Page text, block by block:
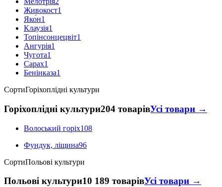
Живокост1
Яко́н1
Клаузія1
Топінсонцецвіт1
Ангурія1
Чугота1
Сарах1
Бенінказа1
СортиГоріхоплідні культури
Горіхоплідні культури204 товарівУсі товари →
Волоський горіх108
Фундук, ліщина96
СортиПольові культури
Польові культури10 189 товарівУсі товари →